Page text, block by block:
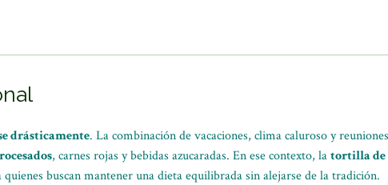
drásticamente. La combinación de vacaciones, clima caluroso y reuniones
, carnes rojas y bebidas azucaradas. En ese contexto, latortilla de
quienes buscan mantener una dieta equilibrada sin alejarse de la tradición.